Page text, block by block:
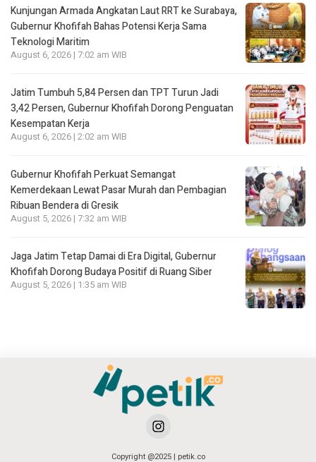
Kunjungan Armada Angkatan Laut RRT ke Surabaya,
Gubernur Khofifah Bahas Potensi Kerja Sama
Teknologi Maritim
August 6, 2026 | 7:02 am WIB
Jatim Tumbuh 5,84 Persen dan TPT Turun Jadi
3,42 Persen, Gubernur Khofifah Dorong Penguatan
Kesempatan Kerja
August 6, 2026 | 2:02 am WIB
Gubernur Khofifah Perkuat Semangat
Kemerdekaan Lewat Pasar Murah dan Pembagian
Ribuan Bendera di Gresik
August 5, 2026 | 7:32 am WIB
Jaga Jatim Tetap Damai di Era Digital, Gubernur
Khofifah Dorong Budaya Positif di Ruang Siber
August 5, 2026 | 1:35 am WIB
Copyright @2025 | petik.co